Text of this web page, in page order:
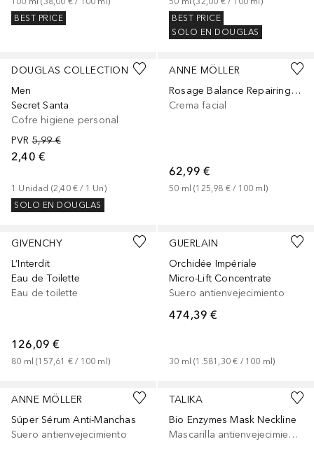
BEST PRICE
BEST PRICE
SOLO EN DOUGLAS
DOUGLAS COLLECTION
Men
Secret Santa
Cofre higiene personal
PVR 5,99 €
2,40 €
1 Unidad (2,40 € / 1 Un)
SOLO EN DOUGLAS
ANNE MÖLLER
Rosage Balance Repairing Extra Rich SPF15
Crema facial
62,99 €
50 ml (125,98 € / 100 ml)
GIVENCHY
L’Interdit
Eau de Toilette
Eau de toilette
126,09 €
80 ml (157,61 € / 100 ml)
GUERLAIN
Orchidée Impériale
Micro-Lift Concentrate
Suero antienvejecimiento
474,39 €
30 ml (1.581,30 € / 100 ml)
ANNE MÖLLER
Súper Sérum Anti-Manchas
Suero antienvejecimiento
TALIKA
Bio Enzymes Mask Neckline
Mascarilla antienvejecimiento